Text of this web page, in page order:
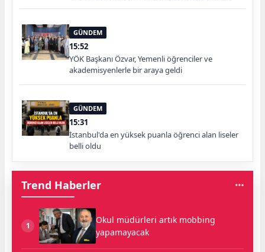
GÜNDEM
15:52
YÖK Başkanı Özvar, Yemenli öğrenciler ve
akademisyenlerle bir araya geldi
GÜNDEM
15:31
İstanbul'da en yüksek puanla öğrenci alan liseler
belli oldu
Trend Haberler
1
Okul müdürleri artık mobbing
yapamayacak